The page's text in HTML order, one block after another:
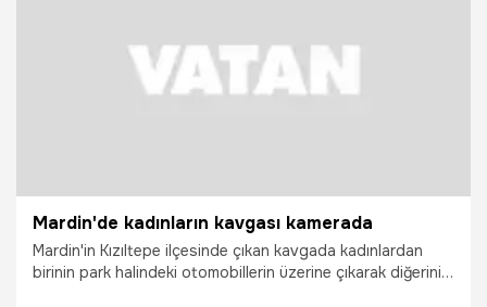
Mardin'de kadınların kavgası kamerada
Mardin'in Kızıltepe ilçesinde çıkan kavgada kadınlardan
birinin park halindeki otomobillerin üzerine çıkarak diğerini